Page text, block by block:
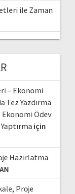
ile Zaman
– Ekonomi
Tez Yazdırma
Ekonomi Ödev
için
Hazırlatma
Proje